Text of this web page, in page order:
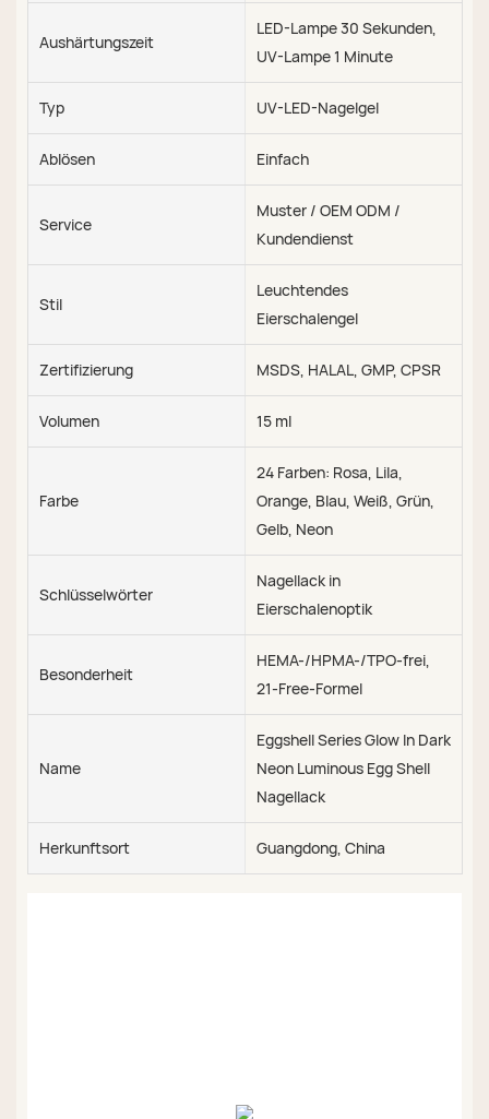
Aushärtungszeit
LED-Lampe 30 Sekunden,
UV-Lampe 1 Minute
Typ UV-LED-Nagelgel
Ablösen Einfach
Service
Muster / OEM ODM /
Kundendienst
Stil
Leuchtendes
Eierschalengel
Zertifizierung MSDS, HALAL, GMP, CPSR
Volumen 15 ml
Farbe
24 Farben: Rosa, Lila,
Orange, Blau, Weiß, Grün,
Gelb, Neon
Schlüsselwörter
Nagellack in
Eierschalenoptik
Besonderheit
HEMA-/HPMA-/TPO-frei,
21-Free-Formel
Name
Eggshell Series Glow In Dark
Neon Luminous Egg Shell
Nagellack
Herkunftsort Guangdong, China